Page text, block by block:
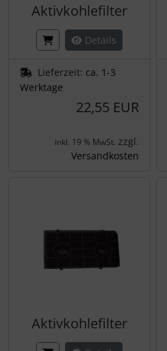
Aktivkohlefilter
Details
Lieferzeit: ca. 1-3
Werktage
22,55 EUR
inkl. 19 % MwSt. zzgl.
Versandkosten
Aktivkohlefilter